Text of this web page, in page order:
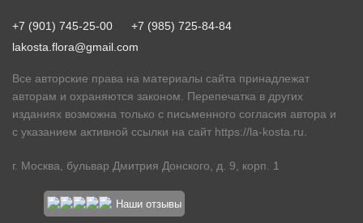
+7 (901) 745-25-00
+7 (985) 725-84-84
lakosta.flora@gmail.com
Все авторские права на материалы сайта принадлежат
авторам и охраняются законом. Перепечатка в других
изданиях возможна только с письменного согласия автора и
с указанием активной ссылки на сайт https://la-kosta.ru
г. Москва, бульвар Дмитрия Донского, д. 9, корп. 1
Наши отзывы